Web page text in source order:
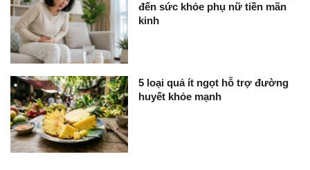
đến sức khỏe phụ nữ tiền mãn
kinh
5 loại quả ít ngọt hỗ trợ đường
huyết khỏe mạnh